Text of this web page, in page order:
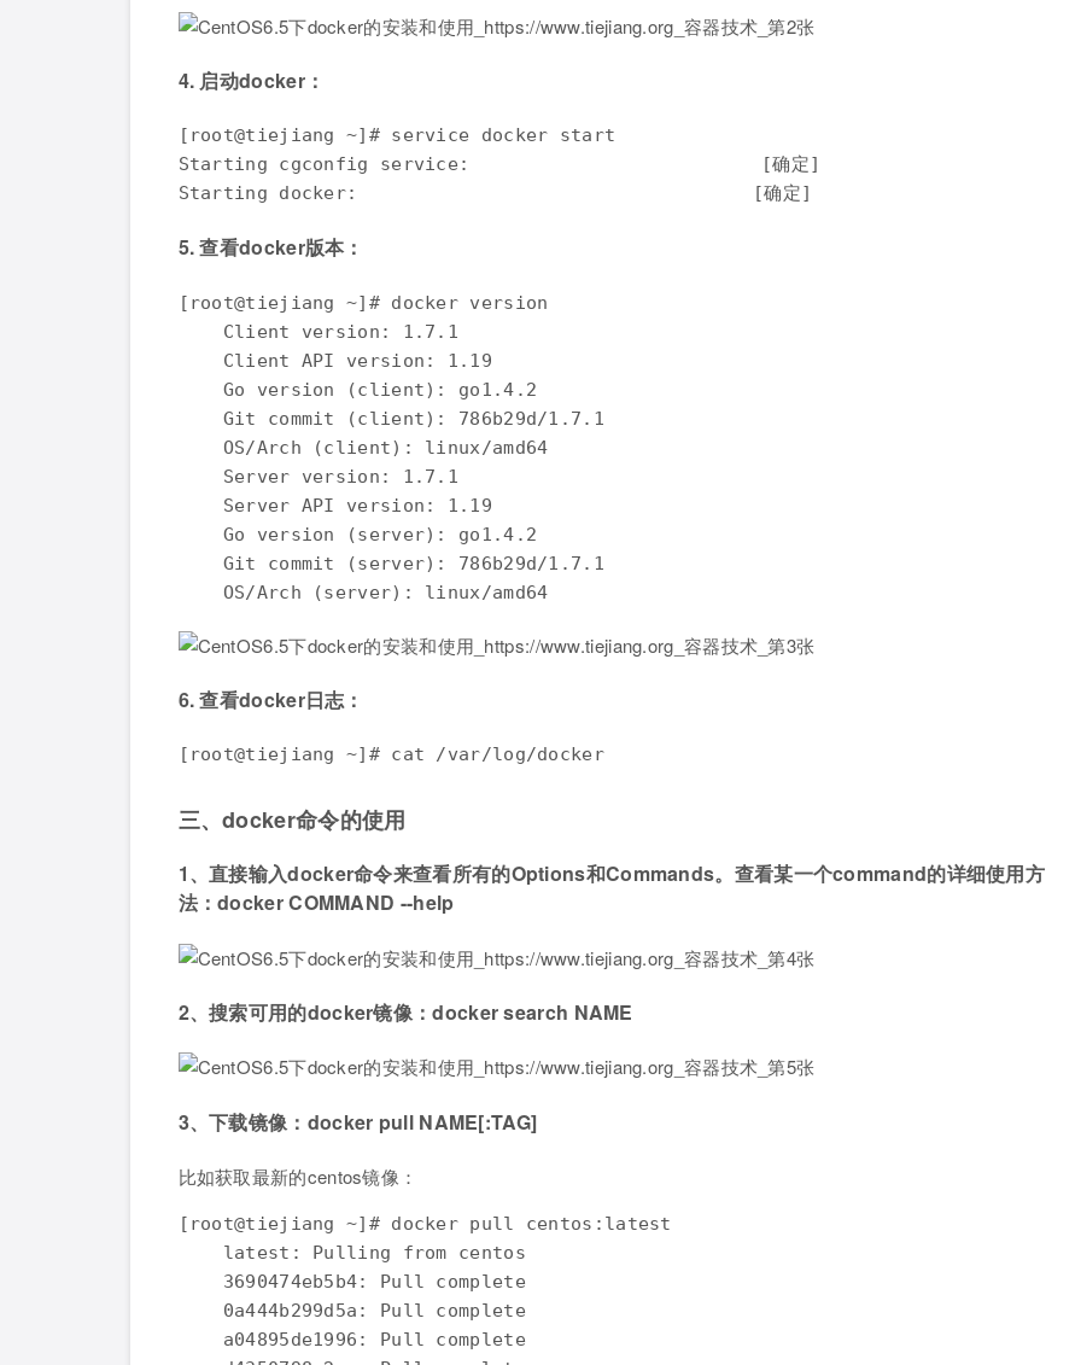
4. 启动docker：
[root@tiejiang ~]# service docker start
Starting cgconfig service:                          [确定]
Starting docker:	                            [确定]
5. 查看docker版本：
[root@tiejiang ~]# docker version
    Client version: 1.7.1
    Client API version: 1.19
    Go version (client): go1.4.2
    Git commit (client): 786b29d/1.7.1
    OS/Arch (client): linux/amd64
    Server version: 1.7.1
    Server API version: 1.19
    Go version (server): go1.4.2
    Git commit (server): 786b29d/1.7.1
    OS/Arch (server): linux/amd64
6. 查看docker日志：
[root@tiejiang ~]# cat /var/log/docker
三、docker命令的使用
1、直接输入docker命令来查看所有的Options和Commands。查看某一个command的详细使用方
法：docker COMMAND --help
2、搜索可用的docker镜像：docker search NAME
3、下载镜像：docker pull NAME[:TAG]
比如获取最新的centos镜像：
[root@tiejiang ~]# docker pull centos:latest
    latest: Pulling from centos
    3690474eb5b4: Pull complete
    0a444b299d5a: Pull complete
    a04895de1996: Pull complete